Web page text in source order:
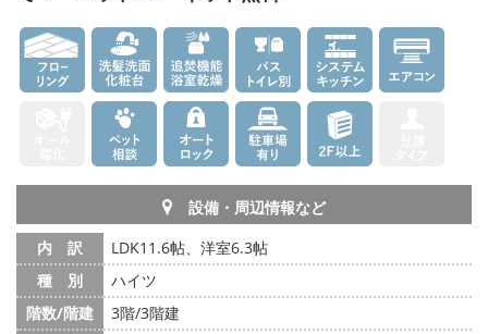
設備・周辺情報など
内 訳
LDK11.6帖、洋室6.3帖
種 別
ハイツ
階数/階建
3階/3階建